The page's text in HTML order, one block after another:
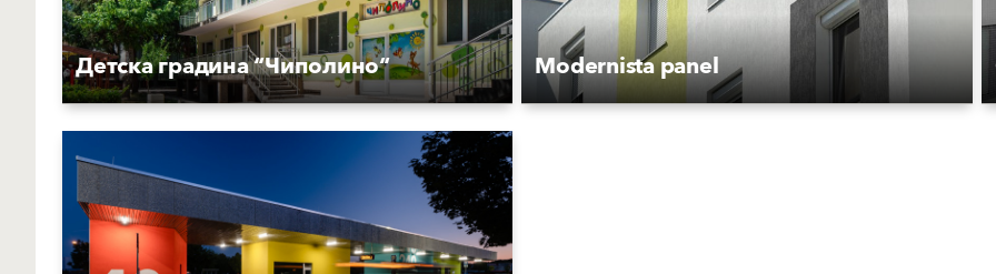
Детска градина “Чиполино“ Modernista panel